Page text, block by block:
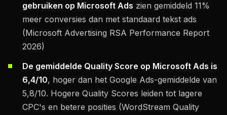
gebruiken op Microsoft Ads zien gemiddeld 11%
meer conversies dan met standaard tekst ads
(Microsoft Advertising RSA Performance Report
2026)
De gemiddelde Quality Score op Microsoft Ads is
6,4/10, hoger dan het Google Ads-gemiddelde van
5,8/10. Hogere Quality Scores leiden tot lagere
CPC's en betere posities (WordStream Quality